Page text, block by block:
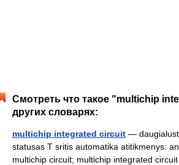
Смотреть что такое "multichip
других словарях:
multichip integrated circuit —
statusas T sritis automatika atitikmenys:
multichip circuit; multichip integrated circuit